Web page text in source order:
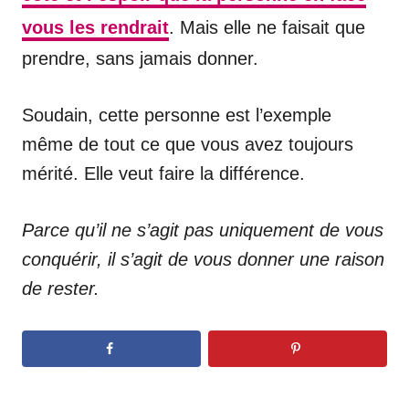
vous les rendrait. Mais elle ne faisait que
prendre, sans jamais donner.
Soudain, cette personne est l’exemple
même de tout ce que vous avez toujours
mérité. Elle veut faire la différence.
Parce qu’il ne s’agit pas uniquement de vous
conquérir, il s’agit de vous donner une raison
de rester.